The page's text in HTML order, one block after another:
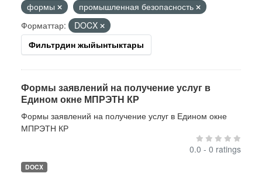
формы
промышленная безопасность
Форматтар:
DOCX
Фильтрдин жыйынтыктары
Формы заявлений на получение услуг в
Едином окне МПРЭТН КР
Формы заявлений на получение услуг в Едином окне
МПРЭТН КР
0.0 - 0 ratings
DOCX